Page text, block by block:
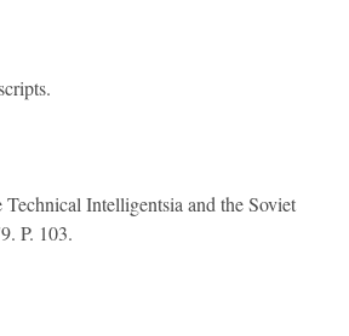
Intelligentsia and the Soviet
P. 103.